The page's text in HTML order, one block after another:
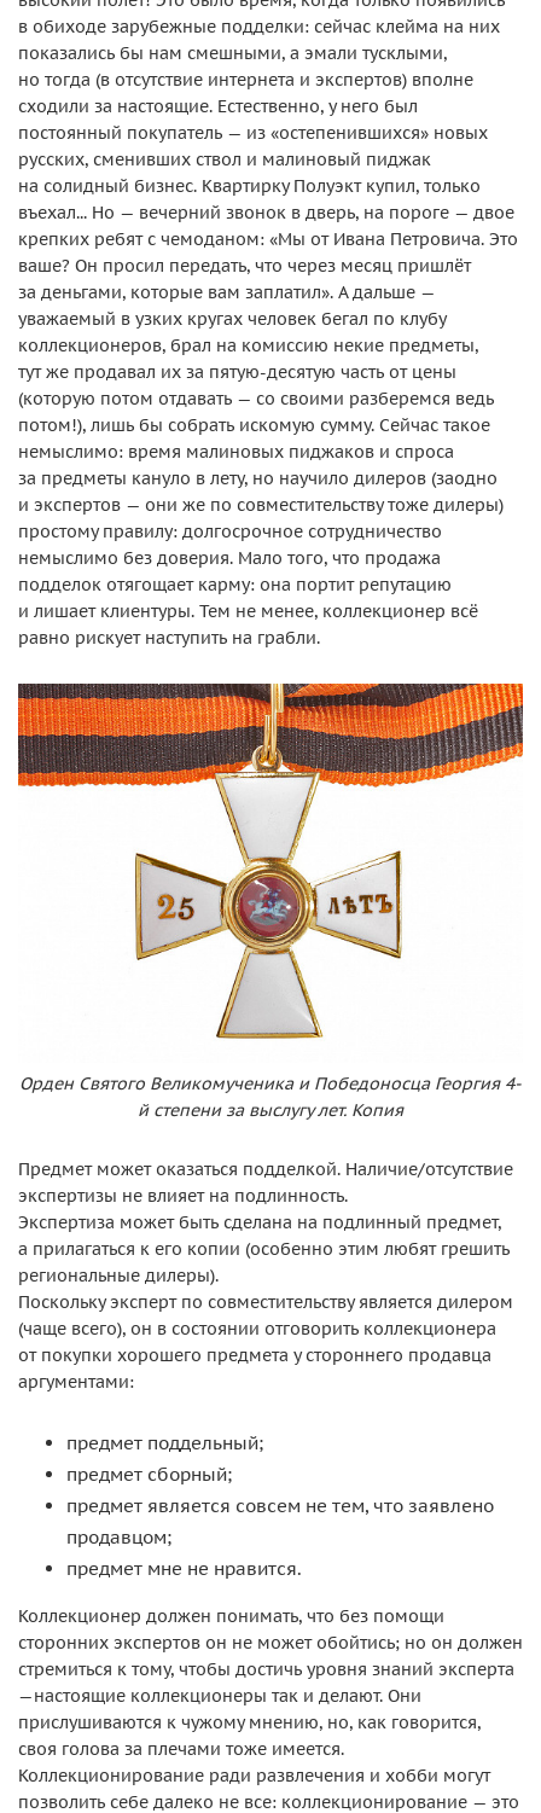
в обиходе зарубежные подделки: сейчас клейма на них
показались бы нам смешными, а эмали тусклыми,
но тогда (в отсутствие интернета и экспертов) вполне
сходили за настоящие. Естественно, у него был
постоянный покупатель — из «остепенившихся» новых
русских, сменивших ствол и малиновый пиджак
на солидный бизнес. Квартирку Полуэкт купил, только
въехал... Но — вечерний звонок в дверь, на пороге — двое
крепких ребят с чемоданом: «Мы от Ивана Петровича. Это
ваше? Он просил передать, что через месяц пришлёт
за деньгами, которые вам заплатил». А дальше —
уважаемый в узких кругах человек бегал по клубу
коллекционеров, брал на комиссию некие предметы,
тут же продавал их за пятую-десятую часть от цены
(которую потом отдавать — со своими разберемся ведь
потом!), лишь бы собрать искомую сумму. Сейчас такое
немыслимо: время малиновых пиджаков и спроса
за предметы кануло в лету, но научило дилеров (заодно
и экспертов — они же по совместительству тоже дилеры)
простому правилу: долгосрочное сотрудничество
немыслимо без доверия. Мало того, что продажа
подделок отягощает карму: она портит репутацию
и лишает клиентуры. Тем не менее, коллекционер всё
равно рискует наступить на грабли.
Орден Святого Великомученика и Победоносца Георгия 4-
й степени за выслугу лет. Копия
Предмет может оказаться подделкой. Наличие/отсутствие
экспертизы не влияет на подлинность.
Экспертиза может быть сделана на подлинный предмет,
а прилагаться к его копии (особенно этим любят грешить
региональные дилеры).
Поскольку эксперт по совместительству является дилером
(чаще всего), он в состоянии отговорить коллекционера
от покупки хорошего предмета у стороннего продавца
аргументами:
предмет поддельный;
предмет сборный;
предмет является совсем не тем, что заявлено
продавцом;
предмет мне не нравится.
Коллекционер должен понимать, что без помощи
сторонних экспертов он не может обойтись; но он должен
стремиться к тому, чтобы достичь уровня знаний эксперта
—настоящие коллекционеры так и делают. Они
прислушиваются к чужому мнению, но, как говорится,
своя голова за плечами тоже имеется.
Коллекционирование ради развлечения и хобби могут
позволить себе далеко не все: коллекционирование — это